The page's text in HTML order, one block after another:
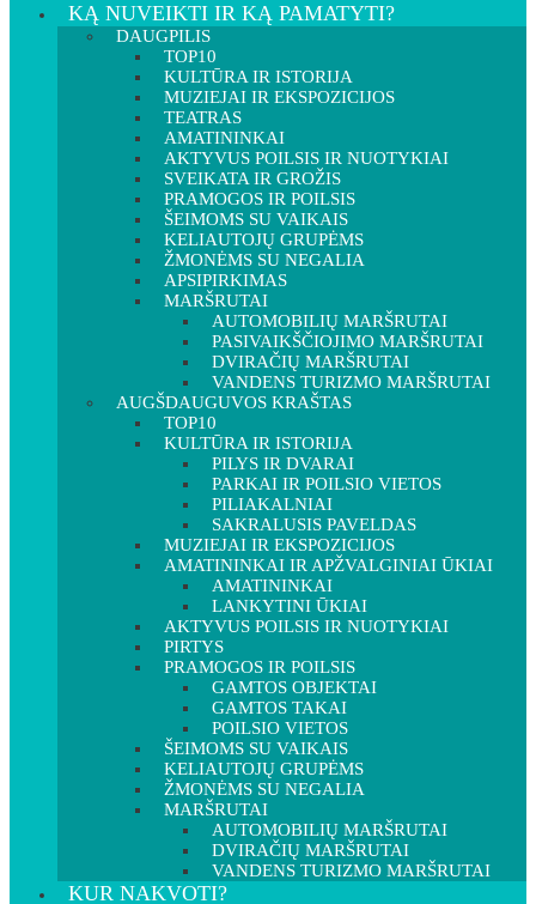
KĄ NUVEIKTI IR KĄ PAMATYTI?
DAUGPILIS
TOP10
KULTŪRA IR ISTORIJA
MUZIEJAI IR EKSPOZICIJOS
TEATRAS
AMATININKAI
AKTYVUS POILSIS IR NUOTYKIAI
SVEIKATA IR GROŽIS
PRAMOGOS IR POILSIS
ŠEIMOMS SU VAIKAIS
KELIAUTOJŲ GRUPĖMS
ŽMONĖMS SU NEGALIA
APSIPIRKIMAS
MARŠRUTAI
AUTOMOBILIŲ MARŠRUTAI
PASIVAIKŠČIOJIMO MARŠRUTAI
DVIRAČIŲ MARŠRUTAI
VANDENS TURIZMO MARŠRUTAI
AUGŠDAUGUVOS KRAŠTAS
TOP10
KULTŪRA IR ISTORIJA
PILYS IR DVARAI
PARKAI IR POILSIO VIETOS
PILIAKALNIAI
SAKRALUSIS PAVELDAS
MUZIEJAI IR EKSPOZICIJOS
AMATININKAI IR APŽVALGINIAI ŪKIAI
AMATININKAI
LANKYTINI ŪKIAI
AKTYVUS POILSIS IR NUOTYKIAI
PIRTYS
PRAMOGOS IR POILSIS
GAMTOS OBJEKTAI
GAMTOS TAKAI
POILSIO VIETOS
ŠEIMOMS SU VAIKAIS
KELIAUTOJŲ GRUPĖMS
ŽMONĖMS SU NEGALIA
MARŠRUTAI
AUTOMOBILIŲ MARŠRUTAI
DVIRAČIŲ MARŠRUTAI
VANDENS TURIZMO MARŠRUTAI
KUR NAKVOTI?